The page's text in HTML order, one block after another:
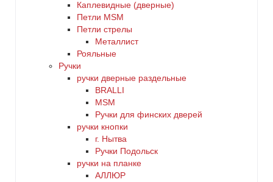
Каплевидные (дверные)
Петли MSM
Петли стрелы
Металлист
Рояльные
Ручки
ручки дверные раздельные
BRALLI
MSM
Ручки для финских дверей
ручки кнопки
г. Нытва
Ручки Подольск
ручки на планке
АЛЛЮР